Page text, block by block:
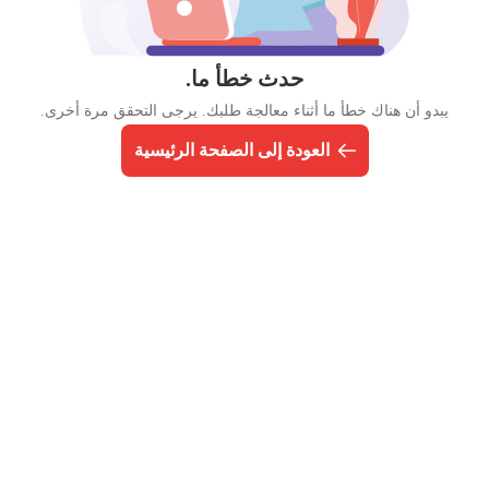
حدث خطأ ما.
يبدو أن هناك خطأ ما أثناء معالجة طلبك. يرجى التحقق مرة أخرى.
العودة إلى الصفحة الرئيسية